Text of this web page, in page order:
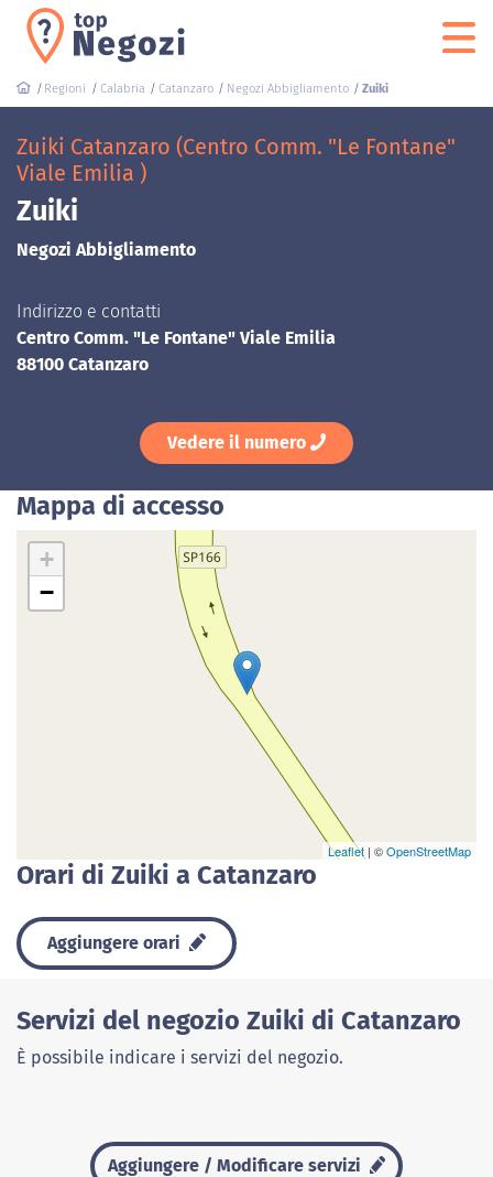
Regioni Calabria Catanzaro Negozi Abbigliamento Zuiki
Zuiki Catanzaro (Centro Comm. "Le Fontane"
Viale Emilia )
Zuiki
Negozi Abbigliamento
Indirizzo e contatti
Centro Comm. "Le Fontane" Viale Emilia
88100 Catanzaro
Vedere il numero
Mappa di accesso
+
−
Leaflet | ©OpenStreetMap
Orari di Zuiki a Catanzaro
Aggiungere orari
Servizi del negozio Zuiki di Catanzaro
È possibile indicare i servizi del negozio.
Aggiungere / Modificare servizi